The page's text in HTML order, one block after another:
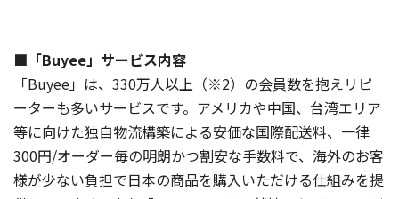
■「Buyee」サービス内容
「Buyee」は、330万人以上（※2）の会員数を抱えリピ
ーターも多いサービスです。アメリカや中国、台湾エリア
等に向けた独自物流構築による安価な国際配送料、一律
300円/オーダー毎の明朗かつ割安な手数料で、海外のお客
様が少ない負担で日本の商品を購入いただける仕組みを提